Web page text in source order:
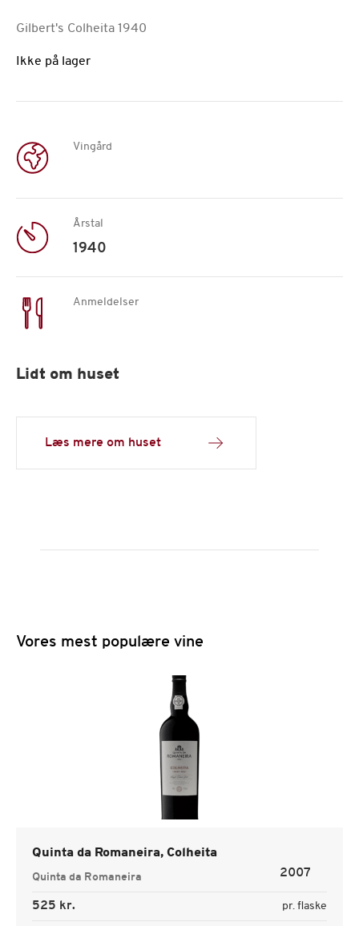
Gilbert's Colheita 1940
Ikke på lager
Vingård
Årstal
1940
Anmeldelser
Lidt om huset
Læs mere om huset
Vores mest populære vine
Quinta da Romaneira, Colheita
Quinta da Romaneira 2007
525 kr. pr. flaske